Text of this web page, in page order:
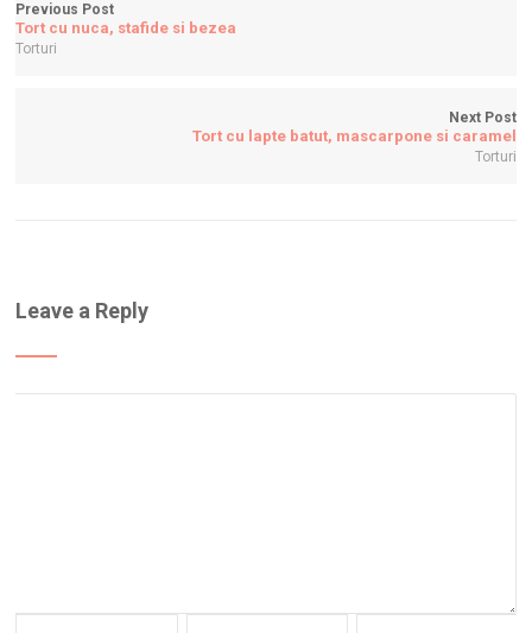
Previous Post
Tort cu nuca, stafide si bezea
Torturi
Next Post
Tort cu lapte batut, mascarpone si caramel
Torturi
Leave a Reply